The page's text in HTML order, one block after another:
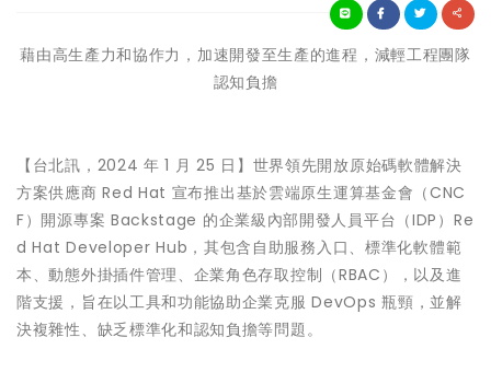
藉由高生產力和協作力，加速開發至生產的進程，減輕工程團隊
認知負擔
【台北訊，2024 年 1 月 25 日】世界領先開放原始碼軟體解決
方案供應商 Red Hat 宣布推出基於雲端原生運算基金會（CNC
F）開源專案 Backstage 的企業級內部開發人員平台（IDP）Re
d Hat Developer Hub，其包含自助服務入口、標準化軟體範
本、動態外掛插件管理、企業角色存取控制（RBAC），以及進
階支援，旨在以工具和功能協助企業克服 DevOps 瓶頸，並解
決複雜性、缺乏標準化和認知負擔等問題。